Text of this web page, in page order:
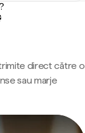
direct către o
sau marje